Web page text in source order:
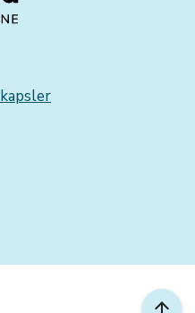
arrow_upward